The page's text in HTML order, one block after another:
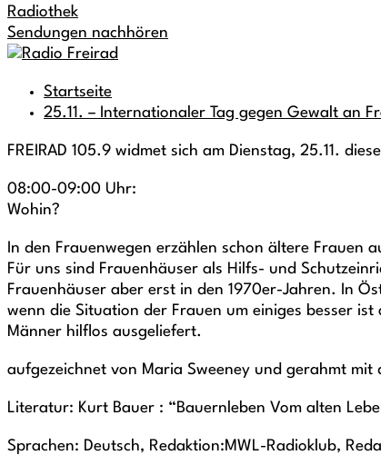
Radiothek
Sendungen nachhören
Startseite
25.11. – Internationaler Tag gegen Gewalt an
FREIRAD 105.9 widmet sich am Dienstag, 25.11.
08:00-09:00 Uhr:
Wohin?
In den Frauenwegen erzählen schon ältere Frauen
Für uns sind Frauenhäuser als Hilfs- und
Frauenhäuser aber erst in den 1970er-Jahren. In
wenn die Situation der Frauen um einiges besser
Männer hilflos ausgeliefert.
aufgezeichnet von Maria Sweeney und gerahmt mit
Literatur: Kurt Bauer : “Bauernleben Vom alten
Sprachen: Deutsch, Redaktion:MWL-Radioklub,